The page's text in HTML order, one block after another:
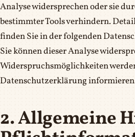
Analyse widersprechen oder sie
bestimmter Tools verhindern.
finden Sie in der folgenden
Sie können dieser Analyse
Widerspruchsmöglichkeiten
Datenschutzerklärung
2. Allgemeine